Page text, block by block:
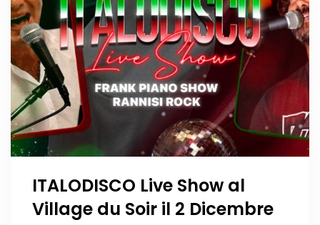
ITALODISCO Live Show al
Village du Soir il 2 Dicembre